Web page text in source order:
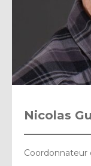
Nicolas
Coordonnateur